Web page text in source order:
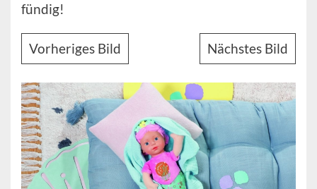
fündig!
Vorheriges Bild Nächstes Bild